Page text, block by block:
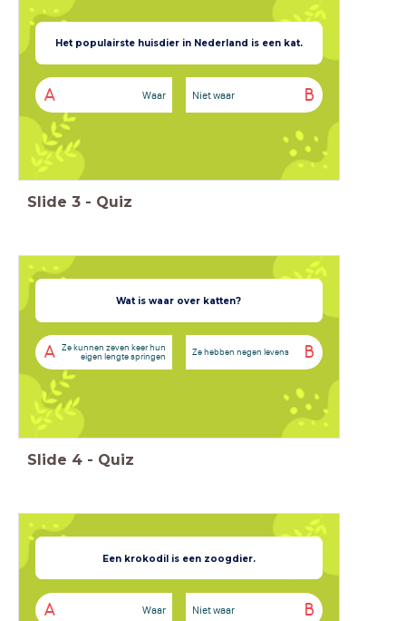
Het populairste huisdier in Nederland is een kat.
A Waar B
Niet waar
Slide 3 - Quiz
Het populairste huisdier in Nederland is een kat.
Wat is waar over katten?
A
Ze kunnen zeven keer hun
eigen lengte springen
B
Ze hebben negen levens
Slide 4 - Quiz
Het populairstehuisdier in Nederland is een kat.
Een krokodil is een zoogdier.
A Waar B
Niet waar